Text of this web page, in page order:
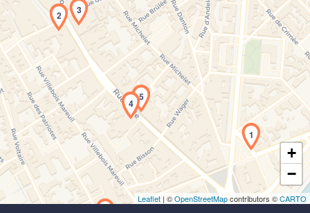
Chargement de la carte en cours...
1
2 3
4
5
+
−
Leaflet | ©OpenStreetMapcontributors ©CARTO